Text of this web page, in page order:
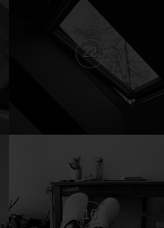
22
16